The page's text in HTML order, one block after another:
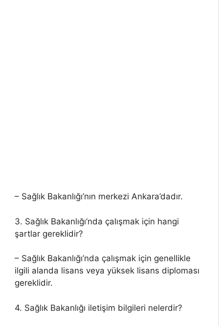
– Sağlık Bakanlığı’nın merkezi Ankara’dadır.
3. Sağlık Bakanlığı’nda çalışmak için hangi
şartlar gereklidir?
– Sağlık Bakanlığı’nda çalışmak için genellikle
ilgili alanda lisans veya yüksek lisans diploması
gereklidir.
4. Sağlık Bakanlığı iletişim bilgileri nelerdir?